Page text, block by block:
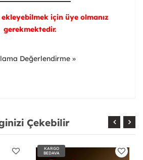
için üye olmanız
gerekmektedir.
Değerlendirme »
Çekebilir
KARGO
BEDAVA